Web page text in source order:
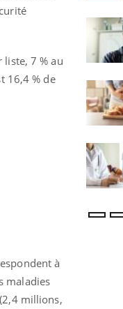
7 % au
16,4 % de
à
maladies
millions,
au gluten : les